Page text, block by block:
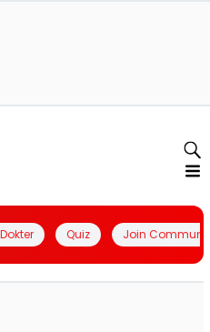
Quiz Join Community